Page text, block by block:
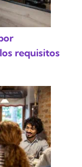
requisitos